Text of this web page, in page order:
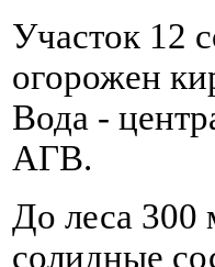
Участок 12
огорожен
Вода -
АГВ.
До леса 300
солидные